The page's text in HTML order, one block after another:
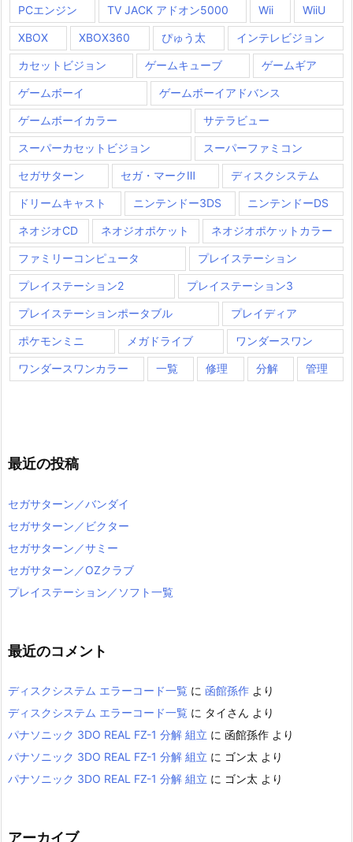
PCエンジン
TV JACK アドオン5000 Wii WiiU
XBOX XBOX360 ぴゅう太 インテレビジョン
カセットビジョン ゲームキューブ ゲームギア
ゲームボーイ ゲームボーイアドバンス
ゲームボーイカラー サテラビュー
スーパーカセットビジョン スーパーファミコン
セガサターン セガ・マークⅢ ディスクシステム
ドリームキャスト ニンテンドー3DS ニンテンドーDS
ネオジオCD ネオジオポケット ネオジオポケットカラー
ファミリーコンピュータ プレイステーション
プレイステーション2 プレイステーション3
プレイステーションポータブル プレイディア
ポケモンミニ メガドライブ ワンダースワン
ワンダースワンカラー 一覧 修理 分解 管理
最近の投稿
セガサターン／バンダイ
セガサターン／ビクター
セガサターン／サミー
セガサターン／OZクラブ
プレイステーション／ソフト一覧
最近のコメント
ディスクシステム エラーコード一覧 に 函館孫作 より
ディスクシステム エラーコード一覧 に タイさん より
パナソニック 3DO REAL FZ-1 分解 組立 に 函館孫作 より
パナソニック 3DO REAL FZ-1 分解 組立 に ゴン太 より
パナソニック 3DO REAL FZ-1 分解 組立 に ゴン太 より
アーカイブ